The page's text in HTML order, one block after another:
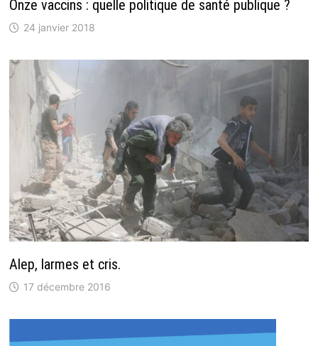
Onze vaccins : quelle politique de santé publique ?
24 janvier 2018
Alep, larmes et cris.
17 décembre 2016